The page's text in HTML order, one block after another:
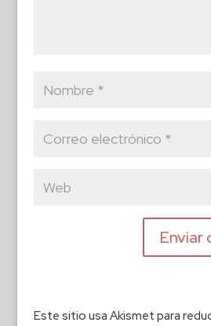
Este sitio usa Akismet para